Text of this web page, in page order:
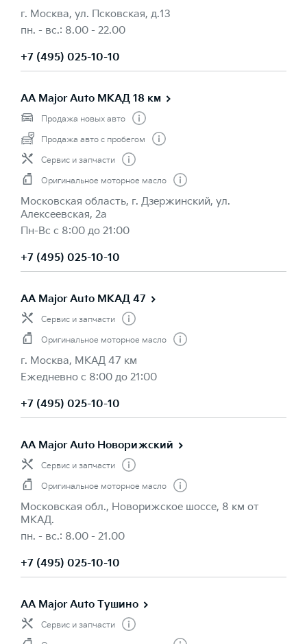
г. Москва, ул. Псковская, д.13
пн. - вс.: 8.00 - 22.00
+7 (495) 025-10-10
AA Major Auto МКАД 18 км
Продажа новых авто
Продажа авто с пробегом
Сервис и запчасти
Оригинальное моторное масло
Московская область, г. Дзержинский, ул.
Алексеевская, 2а
Пн-Вс с 8:00 до 21:00
+7 (495) 025-10-10
AA Major Auto МКАД 47
Сервис и запчасти
Оригинальное моторное масло
г. Москва, МКАД 47 км
Ежедневно с 8:00 до 21:00
+7 (495) 025-10-10
AA Major Auto Новорижский
Сервис и запчасти
Оригинальное моторное масло
Московская обл., Новорижское шоссе, 8 км от
МКАД.
пн. - вс.: 8.00 - 21.00
+7 (495) 025-10-10
AA Major Auto Тушино
Сервис и запчасти